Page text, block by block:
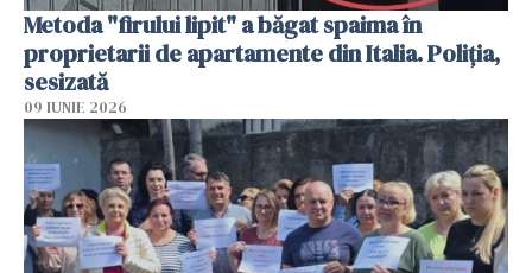
Metoda "firului lipit" a băgat spaima în
proprietarii de apartamente din Italia. Poliția,
sesizată
09 IUNIE 2026